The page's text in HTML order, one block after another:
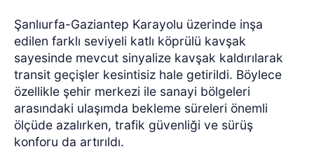
Şanlıurfa-Gaziantep Karayolu üzerinde inşa
edilen farklı seviyeli katlı köprülü kavşak
sayesinde mevcut sinyalize kavşak kaldırılarak
transit geçişler kesintisiz hale getirildi. Böylece
özellikle şehir merkezi ile sanayi bölgeleri
arasındaki ulaşımda bekleme süreleri önemli
ölçüde azalırken, trafik güvenliği ve sürüş
konforu da artırıldı.